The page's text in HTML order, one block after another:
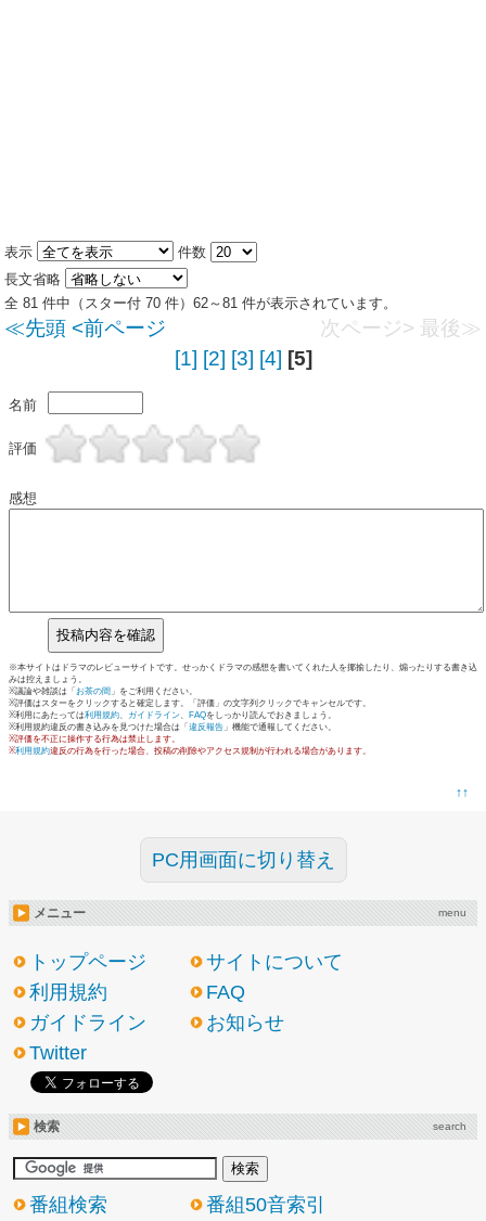
表示
件数
長文省略
全 81 件中（スター付 70 件）62～81 件が表示されています。
≪先頭 <前ページ 次ページ> 最後≫
[1] [2] [3] [4] [5]
名前
評価
感想
※本サイトはドラマのレビューサイトです。せっかくドラマの感想を書いてくれた人を揶揄したり、煽ったりする書き込
みは控えましょう。
※議論や雑談は「 お茶の間 」をご利用ください。
※評価はスターをクリックすると確定します。「評価」の文字列クリックでキャンセルです。
※利用にあたっては利用規約、 ガイドライン、 FAQをしっかり読んでおきましょう。
※利用規約違反の書き込みを見つけた場合は「 違反報告 」機能で通報してください。
※評価を不正に操作する行為は禁止します。
※利用規約違反の行為を行った場合、投稿の削除やアクセス規制が行われる場合があります。
↑↑
PC用画面に切り替え
メニュー menu
トップページ
サイトについて
利用規約
FAQ
ガイドライン
お知らせ
Twitter
検索 search
番組検索
番組50音索引